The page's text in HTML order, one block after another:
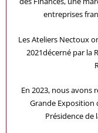
entreprises
Les Ateliers Nectoux
2021décerné par la
En 2023, nous avons
Grande Exposition
Présidence de